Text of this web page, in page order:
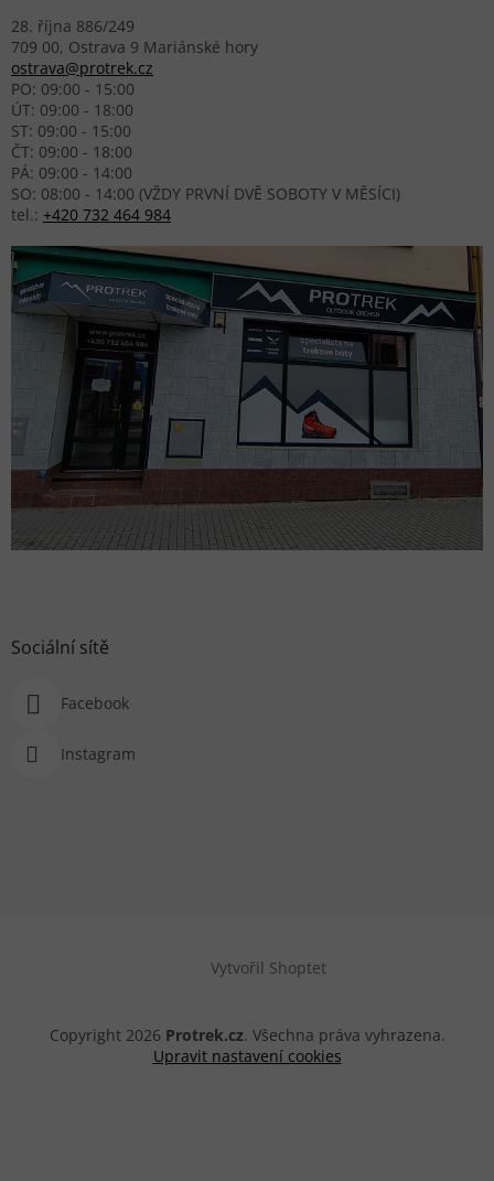
28. října 886/249
709 00, Ostrava 9 Mariánské hory
ostrava@protrek.cz
PO: 09:00 - 15:00
ÚT: 09:00 - 18:00
ST: 09:00 - 15:00
ČT: 09:00 - 18:00
PÁ: 09:00 - 14:00
SO: 08:00 - 14:00 (VŽDY PRVNÍ DVĚ SOBOTY V MĚSÍCI)
tel.: +420 732 464 984
Sociální sítě
Facebook
Instagram
Vytvořil Shoptet
Copyright 2026 Protrek.cz. Všechna práva vyhrazena.
Upravit nastavení cookies